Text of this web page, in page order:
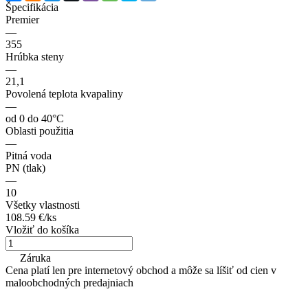
Špecifikácia
Premier
—
355
Hrúbka steny
—
21,1
Povolená teplota kvapaliny
—
od 0 do 40°С
Oblasti použitia
—
Pitná voda
PN (tlak)
—
10
Všetky vlastnosti
108.59 €/ks
Vložiť do košíka
Záruka
Cena platí len pre internetový obchod a môže sa líšiť od cien v
maloobchodných predajniach